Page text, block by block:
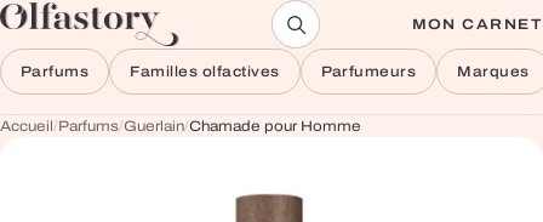
Aller au contenu MON CARNET
Parfums Familles olfactives Parfumeurs Marques
Accueil/Parfums/Guerlain/Chamade pour Homme